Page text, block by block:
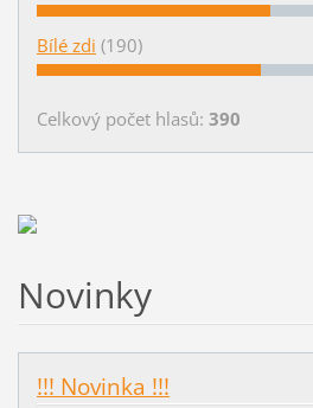
Bílé zdi (190)
Celkový počet hlasů: 390
Novinky
!!! Novinka !!!